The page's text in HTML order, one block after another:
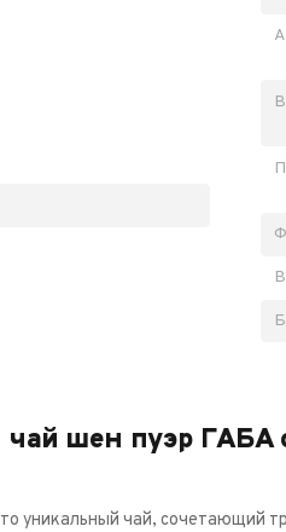
чай шен пуэр ГАБА
уникальный чай, сочетающий